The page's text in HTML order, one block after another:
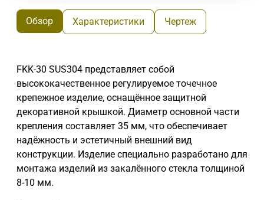
Обзор Характеристики Чертеж
FKK-30 SUS304 представляет собой
высококачественное регулируемое точечное
крепежное изделие, оснащённое защитной
декоративной крышкой. Диаметр основной части
крепления составляет 35 мм, что обеспечивает
надёжность и эстетичный внешний вид
конструкции. Изделие специально разработано для
монтажа изделий из закалённого стекла толщиной
8-10 мм.